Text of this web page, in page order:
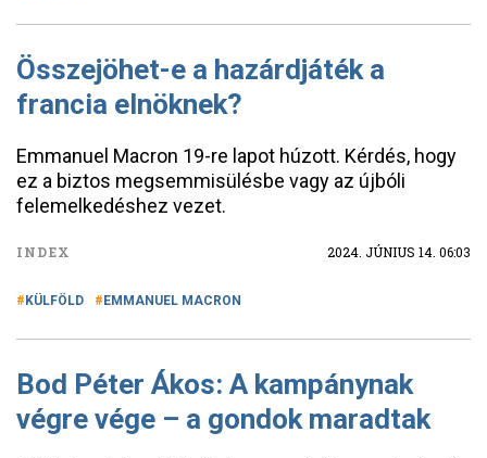
Összejöhet-e a hazárdjáték a
francia elnöknek?
Emmanuel Macron 19-re lapot húzott. Kérdés, hogy
ez a biztos megsemmisülésbe vagy az újbóli
felemelkedéshez vezet.
INDEX 2024. JÚNIUS 14. 06:03
KÜLFÖLD EMMANUEL MACRON
Bod Péter Ákos: A kampánynak
végre vége – a gondok maradtak